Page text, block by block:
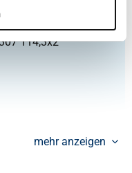
114,3x2
mehr anzeigen